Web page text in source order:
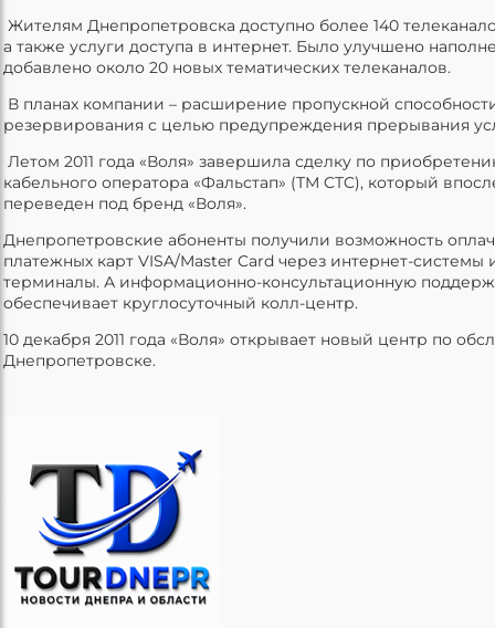
Жителям Днепропетровска доступно более 140
а также услуги доступа в интернет. Было улучшено
добавлено около 20 новых тематических телеканалов.
В планах компании – расширение пропускной
резервирования с целью предупреждения прерывания
Летом 2011 года «Воля» завершила сделку по
кабельного оператора «Фальстап» (ТМ CTC), который
переведен под бренд «Воля».
Днепропетровские абоненты получили возможность
платежных карт VISA/Master Card через интернет-
терминалы. А информационно-консультационную
обеспечивает круглосуточный колл-центр.
10 декабря 2011 года «Воля» открывает новый центр по
Днепропетровске.